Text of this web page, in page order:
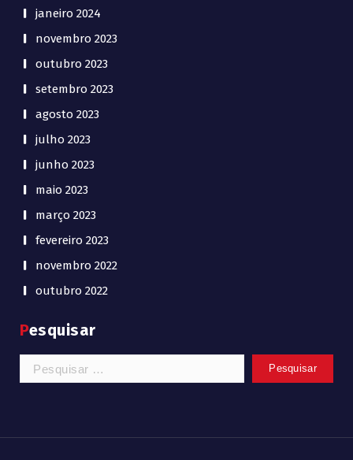
janeiro 2024
novembro 2023
outubro 2023
setembro 2023
agosto 2023
julho 2023
junho 2023
maio 2023
março 2023
fevereiro 2023
novembro 2022
outubro 2022
Pesquisar
Pesquisar
por: